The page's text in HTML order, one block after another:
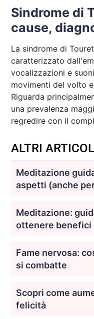
Sindrome di
cause,
La sindrome di
caratterizzato
vocalizzazioni e
movimenti del volto
Riguarda
una prevalenza
regredire con il
ALTRI
Meditazione
aspetti (anche
Meditazione:
ottenere benefici
Fame nervosa:
si combatte
Scopri come
felicità